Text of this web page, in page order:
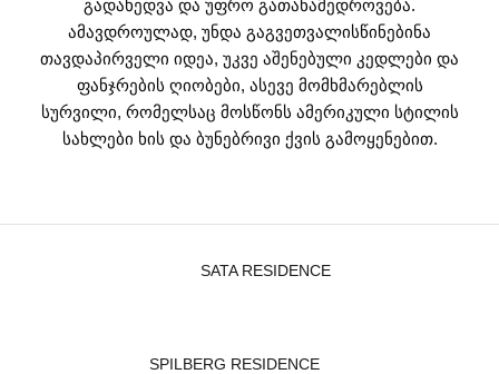
გადახედვა და უფრო გათანამედროვება.
ამავდროულად, უნდა გაგვეთვალისწინებინა
თავდაპირველი იდეა, უკვე აშენებული კედლები და
ფანჯრების ღიობები, ასევე მომხმარებლის
სურვილი, რომელსაც მოსწონს ამერიკული სტილის
სახლები ხის და ბუნებრივი ქვის გამოყენებით.
SATA RESIDENCE
SPILBERG RESIDENCE